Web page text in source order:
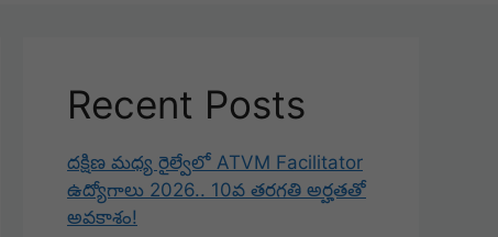
Recent Posts
దక్షిణ మధ్య రైల్వేలో ATVM Facilitator
ఉద్యోగాలు 2026.. 10వ తరగతి అర్హతతో
అవకాశం!